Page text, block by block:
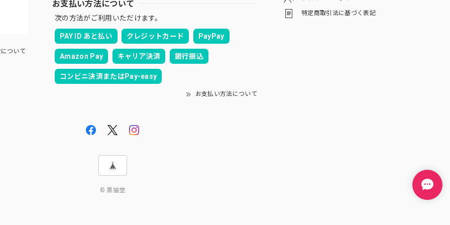
ついて
お支払い方法について
次の方法がご利用いただけます。
PAY ID あと払い クレジットカード PayPay
Amazon Pay キャリア決済 銀行振込
コンビニ決済またはPay-easy
お支払い方法について
特定商取引法に基づく表記
© 黒猫堂